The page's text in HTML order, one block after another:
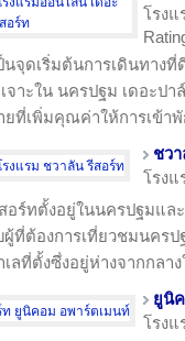
โรง
นจุดเริ่มต้นการเดินทาง
เจาะใน นครปฐม เดอะป
ยที่เพิ่มคุณค่าให้การเข้า
ชว
โรง
อร์ทตั้งอยู่ในนครปฐมแล
ผู้ที่ต้องการเที่ยวชมนครป
ลที่ตั้งซึ่งอยู่ห่างจากกลาง
ยูนิ
โรง